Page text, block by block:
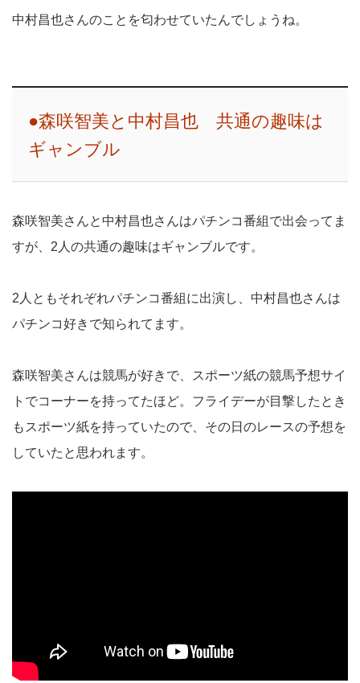
中村昌也さんのことを匂わせていたんでしょうね。
●森咲智美と中村昌也 共通の趣味は
ギャンブル
森咲智美さんと中村昌也さんはパチンコ番組で出会ってま
すが、2人の共通の趣味はギャンブルです。
2人ともそれぞれパチンコ番組に出演し、中村昌也さんは
パチンコ好きで知られてます。
森咲智美さんは競馬が好きで、スポーツ紙の競馬予想サイ
トでコーナーを持ってたほど。フライデーが目撃したとき
もスポーツ紙を持っていたので、その日のレースの予想を
していたと思われます。